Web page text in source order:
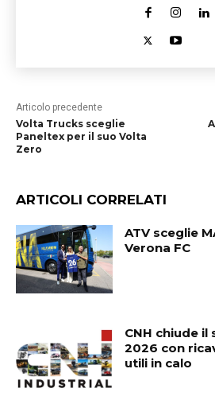
Articolo precedente
Volta Trucks sceglie
Paneltex per il suo Volta
Zero
ARTICOLI CORRELATI
ATV sceglie
Verona FC
CNH chiude
2026 con
utili in calo